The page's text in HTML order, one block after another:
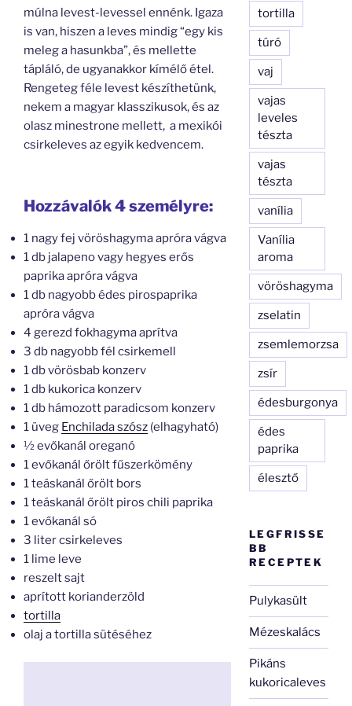
múlna levest-levessel ennénk. Igaza
is van, hiszen a leves mindig “egy kis
meleg a hasunkba”, és mellette
tápláló, de ugyanakkor kímélő étel.
Rengeteg féle levest készíthetünk,
nekem a magyar klasszikusok, és az
olasz minestrone mellett, a mexikói
csirkeleves az egyik kedvencem.
Hozzávalók 4 személyre:
1 nagy fej vöröshagyma apróra vágva
1 db jalapeno vagy hegyes erős
paprika apróra vágva
1 db nagyobb édes pirospaprika
apróra vágva
4 gerezd fokhagyma aprítva
3 db nagyobb fél csirkemell
1 db vörösbab konzerv
1 db kukorica konzerv
1 db hámozott paradicsom konzerv
1 üveg Enchilada szósz (elhagyható)
½ evőkanál oreganó
1 evőkanál őrölt fűszerkömény
1 teáskanál őrölt bors
1 teáskanál őrölt piros chili paprika
1 evőkanál só
3 liter csirkeleves
1 lime leve
reszelt sajt
aprított korianderzöld
tortilla
olaj a tortilla sütéséhez
tortilla
túró
vaj
vajas
leveles
tészta
vajas
tészta
vanília
Vanília
aroma
vöröshagyma
zselatin
zsemlemorzsa
zsír
édesburgonya
édes
paprika
élesztő
LEGFRISSE
BB
RECEPTEK
Pulykasült
Mézeskalács
Pikáns
kukoricaleves